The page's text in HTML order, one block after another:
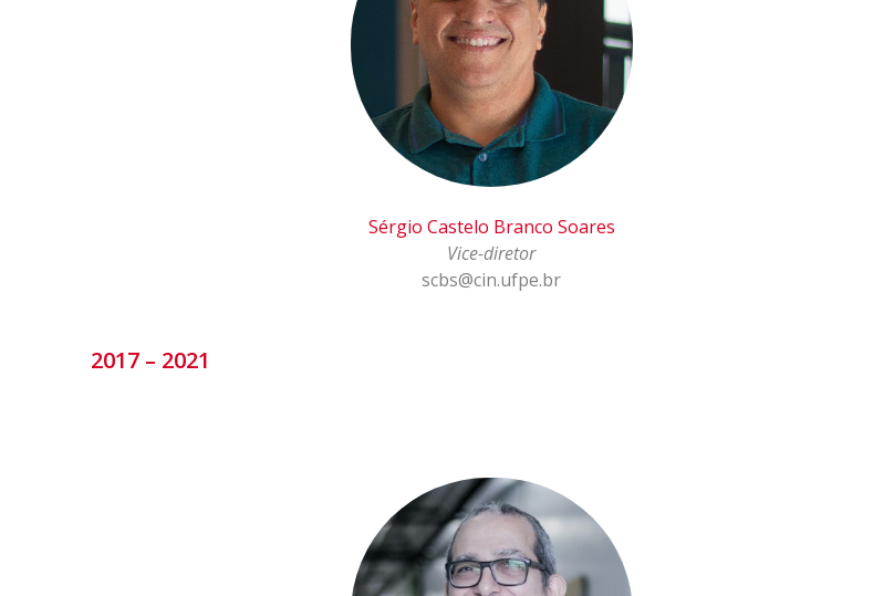
Sérgio Castelo Branco Soares
Vice-diretor
scbs@cin.ufpe.br
2017 – 2021